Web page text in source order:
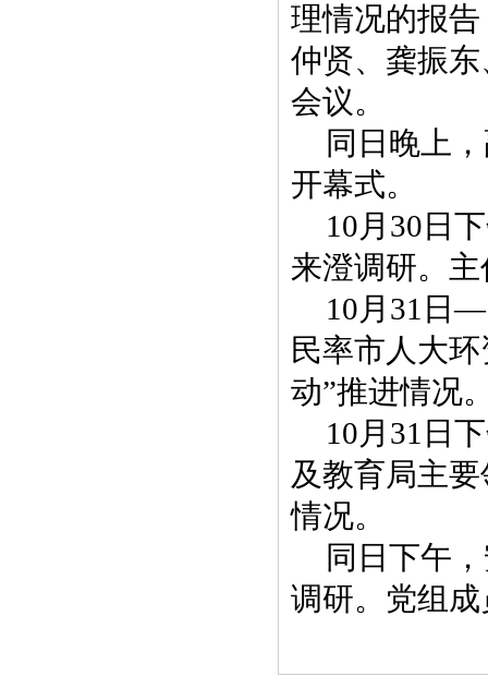
理情况的报
仲贤、龚振
会议。
同日晚上
开幕式。
10月30日
来澄调研。
10月31日
民率市人大
动”推进情况
10月31日
及教育局主
情况。
同日下午
调研。党组